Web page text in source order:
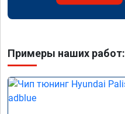
Примеры наших работ: